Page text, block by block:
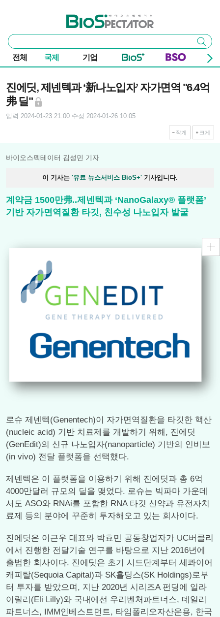
바이오스펙테이터
통
합
검
색
검색
전체 국제 기업
진에딧, 제넨텍과 ‘新나노입자’ 자가면역 "6.4억
弗 딜"
입력 2024-01-23 21:00 수정 2024-01-26 10:05
작게 크게
바이오스펙테이터 김성민 기자
이 기사는 '유료 뉴스서비스 BioS+' 기사입니다.
계약금 1500만弗..제넨텍과 ‘NanoGalaxy® 플랫폼’
기반 자가면역질환 타깃, 친수성 나노입자 발굴
로슈 제넨텍(Genentech)이 자가면역질환을 타깃한 핵산
(nucleic acid) 기반 치료제를 개발하기 위해, 진에딧
(GenEdit)의 신규 나노입자(nanoparticle) 기반의 인비보
(in vivo) 전달 플랫폼을 선택했다.
제넨텍은 이 플랫폼을 이용하기 위해 진에딧과 총 6억
4000만달러 규모의 딜을 맺었다. 로슈는 빅파마 가운데
서도 ASO와 RNAi를 포함한 RNA 타깃 신약과 유전자치
료제 등의 분야에 꾸준히 투자해오고 있는 회사이다.
진에딧은 이근우 대표와 박효민 공동창업자가 UC버클리
에서 진행한 전달기술 연구를 바탕으로 지난 2016년에
출범한 회사이다. 진에딧은 초기 시드단계부터 세콰이어
캐피탈(Sequoia Capital)과 SK홀딩스(SK Holdings)로부
터 투자를 받았으며, 지난 2020년 시리즈A 펀딩에 일라
이릴리(Eli Lilly)와 국내에선 우리벤처파트너스, 데일리
파트너스, IMM인베스트먼트, 타임폴리오자산운용, 한국